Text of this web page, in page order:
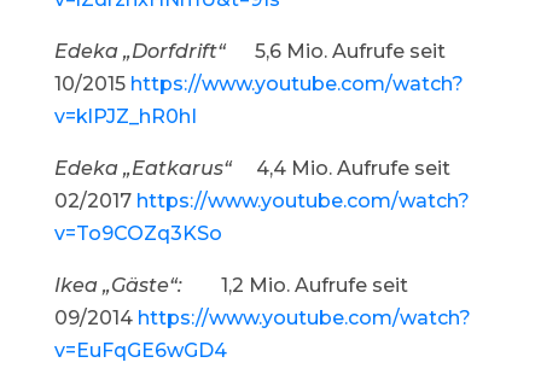
Edeka „Dorfdrift“5,6 Mio. Aufrufe seit
10/2015 https://www.youtube.com/watch?
v=klPJZ_hR0hI
Edeka „Eatkarus“4,4 Mio. Aufrufe seit
02/2017 https://www.youtube.com/watch?
v=To9COZq3KSo
Ikea „Gäste“:1,2 Mio. Aufrufe seit
09/2014 https://www.youtube.com/watch?
v=EuFqGE6wGD4